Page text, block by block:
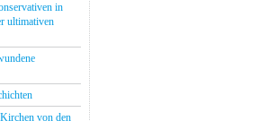
in
ultimativen
von den